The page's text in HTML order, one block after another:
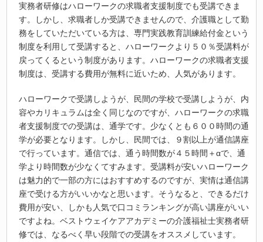
実務者研修はハローワークの求職者支援制度でも受講できま
す。しかし、求職者しか受講できませんので、介護職として勤
務をしていただいている方は、専門実践教育訓練給付金という
制度を利用して受講すると、ハローワークより５０％受講料が
戻ってくるという制度があります。ハローワークの求職者支援
制度は、受講する費用が無料に近いため、人気があります。
ハローワークで受講しようが、民間の学校で受講しようが、内
容やカリキュラムは全く同じなのですが、ハローワークの求職
者支援制度での受講は、通学です。少なくとも６００時間の通
学が必要となります。しかし、民間では、９割以上が通信講座
で行っています。通信では、通う時間数が４５時間＋αで、通
学より時間数が少なくてすみます。受講料が安いハローワーク
は魅力的で一部の方にはおすすめするのですが、実情は通信講
座で受ける方がいいかなと思います。そうなると、できるだけ
費用が安い、しかも人気で口コミランキングが高い講座がいい
ですよね。ベストウェイケアアカデミーの介護福祉士実務者研
修では、なるべく早い段階での受講をオススメしています。